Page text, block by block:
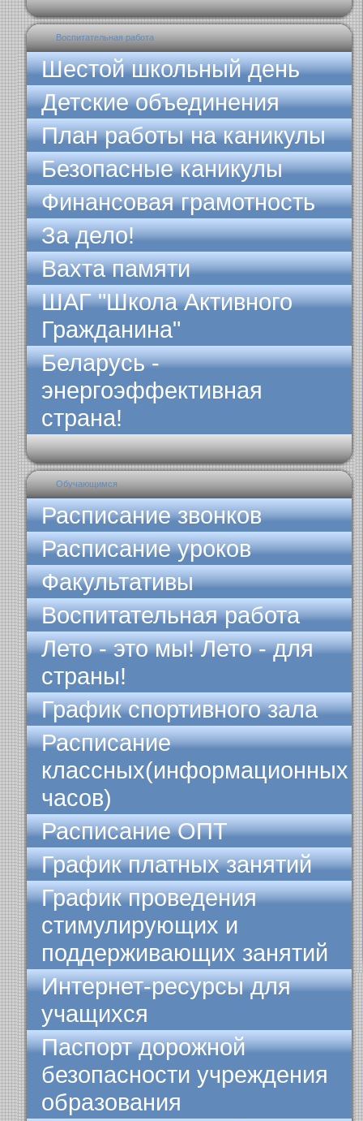
Воспитательная работа
Шестой школьный день
Детские объединения
План работы на каникулы
Безопасные каникулы
Финансовая грамотность
За дело!
Вахта памяти
ШАГ "Школа Активного
Гражданина"
Беларусь -
энергоэффективная
страна!
Обучающимся
Расписание звонков
Расписание уроков
Факультативы
Воспитательная работа
Лето - это мы! Лето - для
страны!
График спортивного зала
Расписание
классных(информационных
часов)
Расписание ОПТ
График платных занятий
График проведения
стимулирующих и
поддерживающих занятий
Интернет-ресурсы для
учащихся
Паспорт дорожной
безопасности учреждения
образования